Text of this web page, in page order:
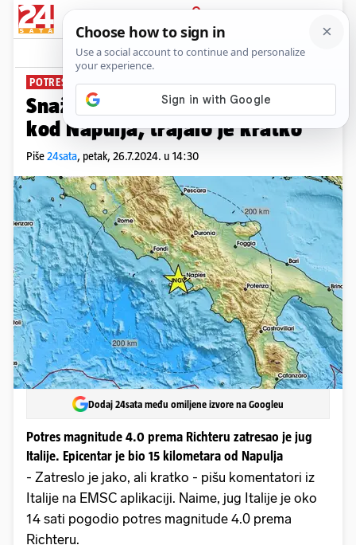
PRIJAVA
News Komentari
POTRES U SUSJEDSTVU
Snažan potres u Italiji: 'Treslo je
kod Napulja, trajalo je kratko'
Piše24sata, petak, 26.7.2024. u 14:30
Dodaj 24sata među omiljene izvore na Googleu
Potres magnitude 4.0 prema Richteru zatresao je jug
Italije. Epicentar je bio 15 kilometara od Napulja
- Zatreslo je jako, ali kratko - pišu komentatori iz
Italije na EMSC aplikaciji. Naime, jug Italije je oko
14 sati pogodio potres magnitude 4.0 prema
Richteru.